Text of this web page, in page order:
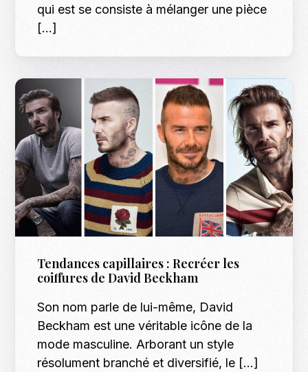
qui est se consiste à mélanger une pièce
[…]
Tendances capillaires : Recréer les
coiffures de David Beckham
Son nom parle de lui-même, David
Beckham est une véritable icône de la
mode masculine. Arborant un style
résolument branché et diversifié, le […]